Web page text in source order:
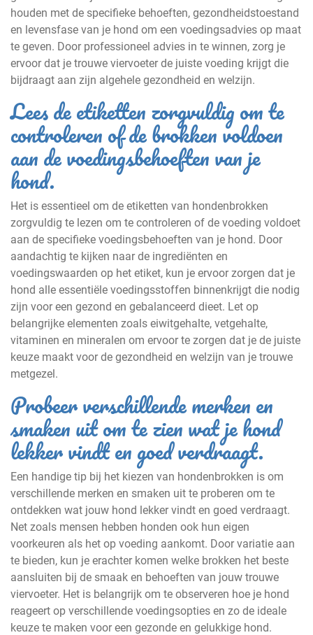
houden met de specifieke behoeften, gezondheidstoestand
en levensfase van je hond om een voedingsadvies op maat
te geven. Door professioneel advies in te winnen, zorg je
ervoor dat je trouwe viervoeter de juiste voeding krijgt die
bijdraagt aan zijn algehele gezondheid en welzijn.
Lees de etiketten zorgvuldig om te
controleren of de brokken voldoen
aan de voedingsbehoeften van je
hond.
Het is essentieel om de etiketten van hondenbrokken
zorgvuldig te lezen om te controleren of de voeding voldoet
aan de specifieke voedingsbehoeften van je hond. Door
aandachtig te kijken naar de ingrediënten en
voedingswaarden op het etiket, kun je ervoor zorgen dat je
hond alle essentiële voedingsstoffen binnenkrijgt die nodig
zijn voor een gezond en gebalanceerd dieet. Let op
belangrijke elementen zoals eiwitgehalte, vetgehalte,
vitaminen en mineralen om ervoor te zorgen dat je de juiste
keuze maakt voor de gezondheid en welzijn van je trouwe
metgezel.
Probeer verschillende merken en
smaken uit om te zien wat je hond
lekker vindt en goed verdraagt.
Een handige tip bij het kiezen van hondenbrokken is om
verschillende merken en smaken uit te proberen om te
ontdekken wat jouw hond lekker vindt en goed verdraagt.
Net zoals mensen hebben honden ook hun eigen
voorkeuren als het op voeding aankomt. Door variatie aan
te bieden, kun je erachter komen welke brokken het beste
aansluiten bij de smaak en behoeften van jouw trouwe
viervoeter. Het is belangrijk om te observeren hoe je hond
reageert op verschillende voedingsopties en zo de ideale
keuze te maken voor een gezonde en gelukkige hond.